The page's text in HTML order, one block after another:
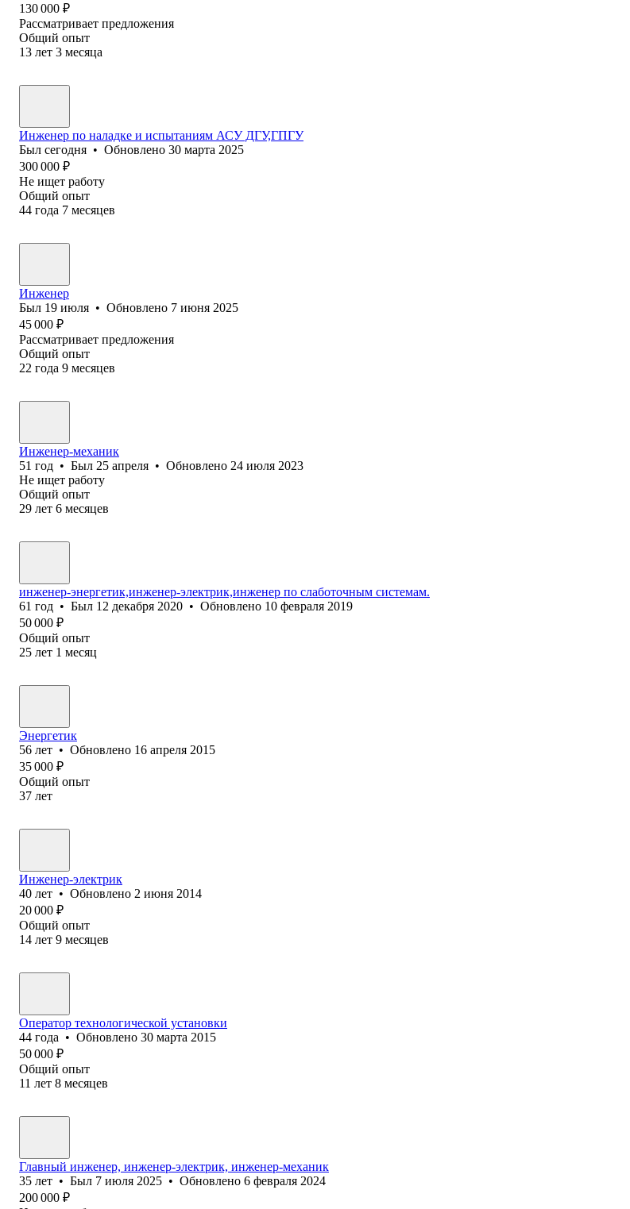
130 000 ₽
Рассматривает предложения
Общий опыт
13 лет 3 месяца
Инженер по наладке и испытаниям АСУ ДГУ,ГПГУ
Был сегодня • Обновлено 30 марта 2025
300 000 ₽
Не ищет работу
Общий опыт
44 года 7 месяцев
Инженер
Был 19 июля • Обновлено 7 июня 2025
45 000 ₽
Рассматривает предложения
Общий опыт
22 года 9 месяцев
Инженер-механик
51 год • Был 25 апреля • Обновлено 24 июля 2023
Не ищет работу
Общий опыт
29 лет 6 месяцев
инженер-энергетик,инженер-электрик,инженер по слаботочным системам.
61 год • Был 12 декабря 2020 • Обновлено 10 февраля 2019
50 000 ₽
Общий опыт
25 лет 1 месяц
Энергетик
56 лет • Обновлено 16 апреля 2015
35 000 ₽
Общий опыт
37 лет
Инженер-электрик
40 лет • Обновлено 2 июня 2014
20 000 ₽
Общий опыт
14 лет 9 месяцев
Оператор технологической установки
44 года • Обновлено 30 марта 2015
50 000 ₽
Общий опыт
11 лет 8 месяцев
Главный инженер, инженер-электрик, инженер-механик
35 лет • Был 7 июля 2025 • Обновлено 6 февраля 2024
200 000 ₽